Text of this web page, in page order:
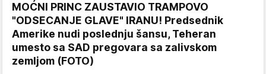
MOĆNI PRINC ZAUSTAVIO TRAMPOVO
"ODSECANJE GLAVE" IRANU! Predsednik
Amerike nudi poslednju šansu, Teheran
umesto sa SAD pregovara sa zalivskom
zemljom (FOTO)